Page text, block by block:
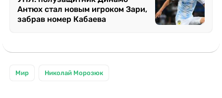
Антюх стал новым игроком Зари,
забрав номер Кабаева
Мир Николай Морозюк